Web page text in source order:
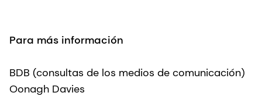
Para más información
BDB (consultas de los medios de comunicación)
Oonagh Davies